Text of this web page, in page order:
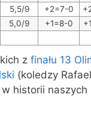
5,5/9 +2=7-0
5,0/9 +1=8-0 +1
z finału 13
(koledzy
w historii